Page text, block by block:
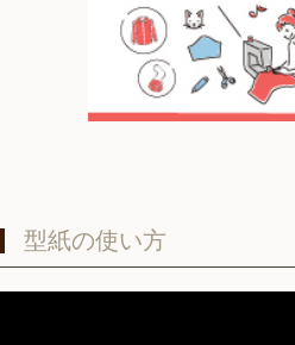
型紙の使い方